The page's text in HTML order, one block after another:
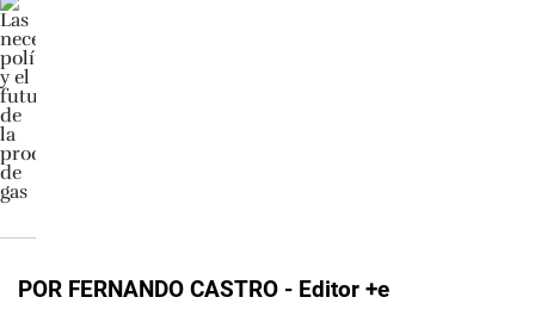
POR FERNANDO CASTRO - Editor +e